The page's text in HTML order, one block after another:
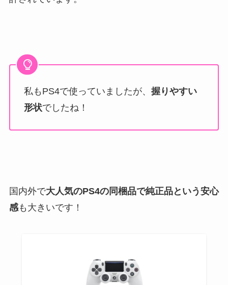
私もPS4で使っていましたが、 握りやすい
形状でしたね！
国内外で大人気のPS4の同梱品で純正品という安心
感も大きいです！